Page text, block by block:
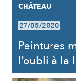
CHÂTEAU
27/05/2020
Peintures
l’oubli à la